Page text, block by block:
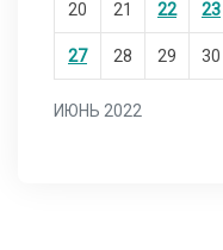
ИЮНЬ 2022
20 21 22 23
27 28 29 30